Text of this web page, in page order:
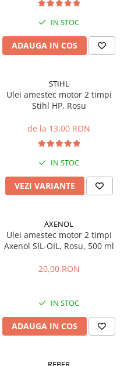
IN STOC
ADAUGA IN COS
STIHL
Ulei amestec motor 2 timpi
Stihl HP, Rosu
de la 13,00 RON
IN STOC
VEZI VARIANTE
AXENOL
Ulei amestec motor 2 timpi
Axenol SIL-OIL, Rosu, 500 ml
20,00 RON
IN STOC
ADAUGA IN COS